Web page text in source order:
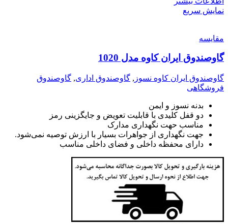
نمایش سریع
مقايسه
گاوصندوق ایران کاوه مدل 1020
گاوصندوق ایران کاوه نسوز , گاوصندوق اداری, گاوصندوق
فروشگاهی
بدنه نسوز و ایمن
دو قفل کلیدی با قابلیت تعویض و جایگزینی رمز
مناسب حهت نگهداری مدارک
جهت نگهداری از جواهرات بسیار با ارزش توصیه نمی‌شود.
دارای محفظه داخلی و فضای داخلی مناسب